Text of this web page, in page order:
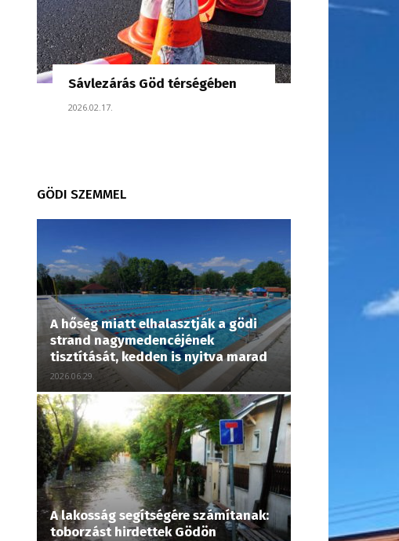
Sávlezárás Göd térségében
2026.02.17.
GÖDI SZEMMEL
A hőség miatt elhalasztják a gödi
strand nagymedencéjének
tisztítását, kedden is nyitva marad
2026.06.29.
A lakosság segítségére számítanak:
toborzást hirdettek Gödön